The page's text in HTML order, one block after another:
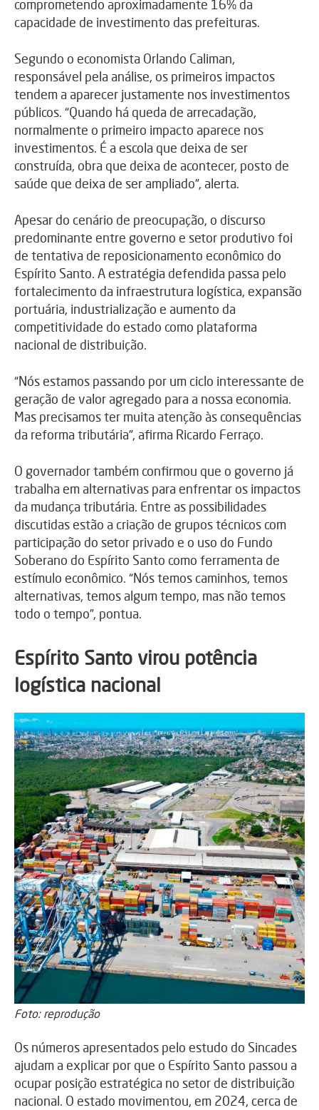
comprometendo aproximadamente 16% da
capacidade de investimento das prefeituras.
Segundo o economista Orlando Caliman,
responsável pela análise, os primeiros impactos
tendem a aparecer justamente nos investimentos
públicos. “Quando há queda de arrecadação,
normalmente o primeiro impacto aparece nos
investimentos. É a escola que deixa de ser
construída, obra que deixa de acontecer, posto de
saúde que deixa de ser ampliado”, alerta.
Apesar do cenário de preocupação, o discurso
predominante entre governo e setor produtivo foi
de tentativa de reposicionamento econômico do
Espírito Santo. A estratégia defendida passa pelo
fortalecimento da infraestrutura logística, expansão
portuária, industrialização e aumento da
competitividade do estado como plataforma
nacional de distribuição.
“Nós estamos passando por um ciclo interessante de
geração de valor agregado para a nossa economia.
Mas precisamos ter muita atenção às consequências
da reforma tributária”, afirma Ricardo Ferraço.
O governador também confirmou que o governo já
trabalha em alternativas para enfrentar os impactos
da mudança tributária. Entre as possibilidades
discutidas estão a criação de grupos técnicos com
participação do setor privado e o uso do Fundo
Soberano do Espírito Santo como ferramenta de
estímulo econômico. “Nós temos caminhos, temos
alternativas, temos algum tempo, mas não temos
todo o tempo”, pontua.
Espírito Santo virou potência
logística nacional
Foto: reprodução
Os números apresentados pelo estudo do Sincades
ajudam a explicar por que o Espírito Santo passou a
ocupar posição estratégica no setor de distribuição
nacional. O estado movimentou, em 2024, cerca de